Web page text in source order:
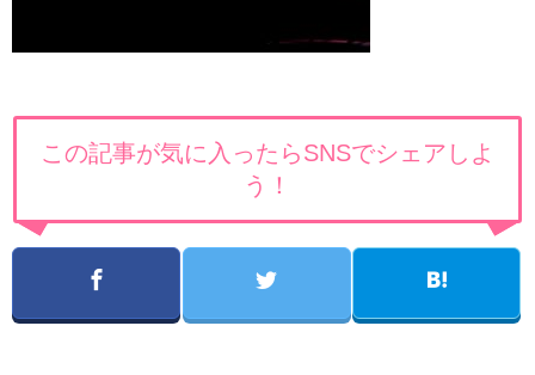
この記事が気に入ったらSNSでシェアしよ
う！